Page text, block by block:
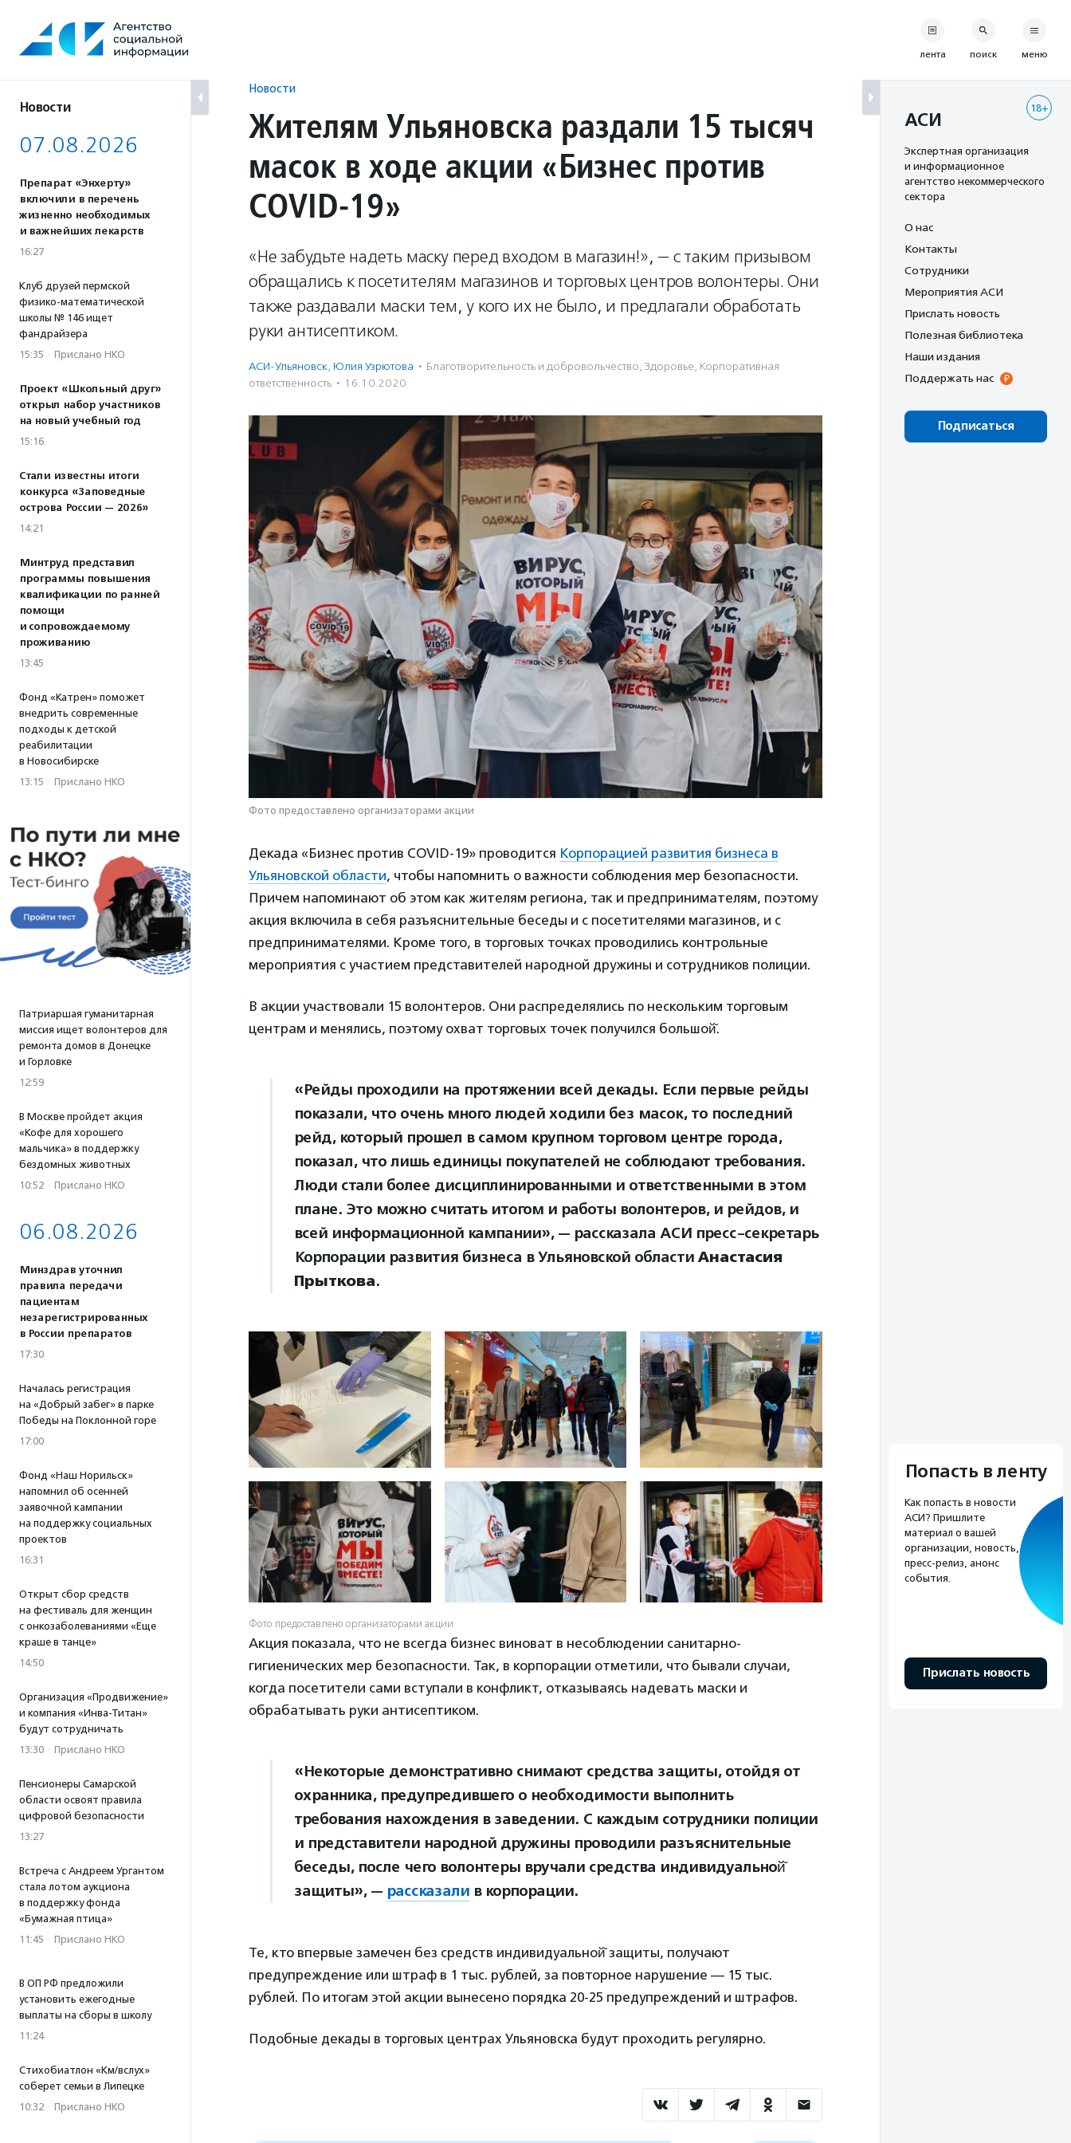
содержанию
Новости
07.08.2026
Препарат «Энхерту»
включили в перечень
жизненно необходимых
и важнейших лекарств
16:27
Клуб друзей пермской
физико-математической
школы № 146 ищет
фандрайзера
15:35 · Прислано НКО
Проект «Школьный друг»
открыл набор участников
на новый учебный год
15:16
Стали известны итоги
конкурса «Заповедные
острова России — 2026»
14:21
Минтруд представил
программы повышения
квалификации по ранней
помощи
и сопровождаемому
проживанию
13:45
Фонд «Катрен» поможет
внедрить современные
подходы к детской
реабилитации
в Новосибирске
13:15 · Прислано НКО
Патриаршая гуманитарная
миссия ищет волонтеров для
ремонта домов в Донецке
и Горловке
12:59
В Москве пройдет акция
«Кофе для хорошего
мальчика» в поддержку
бездомных животных
10:52 · Прислано НКО
06.08.2026
Минздрав уточнил
правила передачи
пациентам
незарегистрированных
в России препаратов
17:30
Началась регистрация
на «Добрый забег» в парке
Победы на Поклонной горе
17:00
Фонд «Наш Норильск»
напомнил об осенней
заявочной кампании
на поддержку социальных
проектов
16:31
Открыт сбор средств
на фестиваль для женщин
с онкозаболеваниями «Еще
краше в танце»
14:50
Организация «Продвижение»
и компания «Инва-Титан»
будут сотрудничать
13:30 · Прислано НКО
Пенсионеры Самарской
области освоят правила
цифровой безопасности
13:27
Встреча с Андреем Ургантом
стала лотом аукциона
в поддержку фонда
«Бумажная птица»
11:45 · Прислано НКО
В ОП РФ предложили
установить ежегодные
выплаты на сборы в школу
11:24
Стихобиатлон «Км/вслух»
соберет семьи в Липецке
10:32 · Прислано НКО
Новости
Жителям Ульяновска раздали 15 тысяч
масок в ходе акции «Бизнес против
COVID-19»
«Не забудьте надеть маску перед входом в магазин!», — с таким призывом
обращались к посетителям магазинов и торговых центров волонтеры. Они
также раздавали маски тем, у кого их не было, и предлагали обработать
руки антисептиком.
АСИ-Ульяновск, Юлия Узрютова · Благотвори­тель­ность и доброволь­чест­во, Здоровье, Корпоративная
ответственность · 16.10.2020
Фото предоставлено организаторами акции
Декада «Бизнес против COVID-19» проводится Корпорацией развития бизнеса в
Ульяновской области, чтобы напомнить о важности соблюдения мер безопасности.
Причем напоминают об этом как жителям региона, так и предпринимателям, поэтому
акция включила в себя разъяснительные беседы и с посетителями магазинов, и с
предпринимателями. Кроме того, в торговых точках проводились контрольные
мероприятия с участием представителей народной дружины и сотрудников полиции.
В акции участвовали 15 волонтеров. Они распределялись по нескольким торговым
центрам и менялись, поэтому охват торговых точек получился большой̆.
«Рейды проходили на протяжении всей декады. Если первые рейды
показали, что очень много людей ходили без масок, то последний
рейд, который прошел в самом крупном торговом центре города,
показал, что лишь единицы покупателей не соблюдают требования.
Люди стали более дисциплинированными и ответственными в этом
плане. Это можно считать итогом и работы волонтеров, и рейдов, и
всей информационной кампании», — рассказала АСИ пресс-секретарь
Корпорации развития бизнеса в Ульяновской области Анастасия
Прыткова.
Фото предоставлено организаторами акции
Акция показала, что не всегда бизнес виноват в несоблюдении санитарно-
гигиенических мер безопасности. Так, в корпорации отметили, что бывали случаи,
когда посетители сами вступали в конфликт, отказываясь надевать маски и
обрабатывать руки антисептиком.
«Некоторые демонстративно снимают средства защиты, отойдя от
охранника, предупредившего о необходимости выполнить
требования нахождения в заведении. С каждым сотрудники полиции
и представители народной дружины проводили разъяснительные
беседы, после чего волонтеры вручали средства индивидуальной̆
защиты», — рассказали в корпорации.
Те, кто впервые замечен без средств индивидуальной̆ защиты, получают
предупреждение или штраф в 1 тыс. рублей, за повторное нарушение — 15 тыс.
рублей. По итогам этой акции вынесено порядка 20-25 предупреждений и штрафов.
Подобные декады в торговых центрах Ульяновска будут проходить регулярно.
лента поиск меню
18+
АСИ
Экспертная организация
и информационное
агентство некоммерческого
сектора
О нас
Контакты
Сотрудники
Мероприятия АСИ
Прислать новость
Полезная библиотека
Наши издания
Поддержать нас
Подписаться
Попасть в ленту
Как попасть в новости
АСИ? Пришлите
материал о вашей
организации, новость,
пресс-релиз, анонс
события.
Прислать новость